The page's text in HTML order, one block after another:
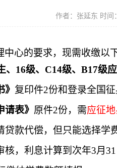
作者：张延东 时间
中心的要求， 现需收缴以
、16级、 C14级、B17级
》 复印件2份和登录全国
表》 原件2份，需应征
贷款代偿，但只能选择
核，利息计算到次年3月